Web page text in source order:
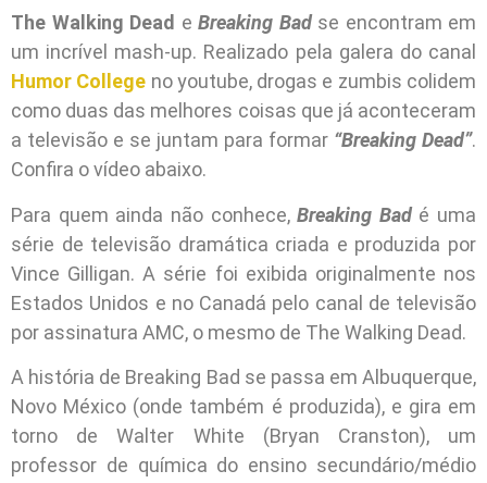
The Walking Dead e Breaking Badse encontram em
um incrível mash-up. Realizado pela galera do canal
Humor College no youtube, drogas e zumbis colidem
como duas das melhores coisas que já aconteceram
a televisão e se juntam para formar “Breaking Dead”.
Confira o vídeo abaixo.
Para quem ainda não conhece,Breaking Badé uma
série de televisão dramática criada e produzida por
Vince Gilligan. A série foi exibida originalmente nos
Estados Unidos e no Canadá pelo canal de televisão
por assinatura AMC, o mesmo de The Walking Dead.
A história de Breaking Bad se passa em Albuquerque,
Novo México (onde também é produzida), e gira em
torno de Walter White (Bryan Cranston), um
professor de química do ensino secundário/médio